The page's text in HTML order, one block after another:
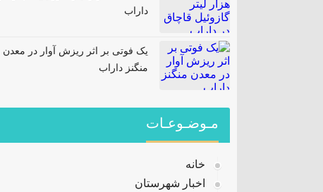
داراب
یک فوتی بر اثر ریزش آوار در معدن
منگنز داراب
مـوضـوعـات
خانه
اخبار شهرستان